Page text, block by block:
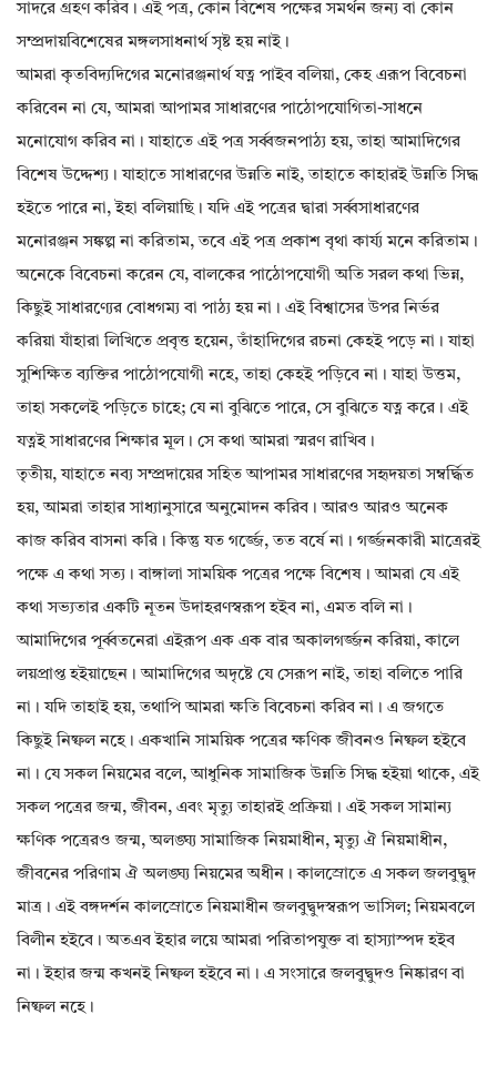
সাদরে গ্রহণ করিব। এই পত্র, কোন বিশেষ পক্ষের সমর্থন জন্য বা কোন
সম্প্রদায়বিশেষের মঙ্গলসাধনার্থ সৃষ্ট হয় নাই।
আমরা কৃতবিদ্যদিগের মনোরঞ্জনার্থ যত্ন পাইব বলিয়া, কেহ এরূপ বিবেচনা
করিবেন না যে, আমরা আপামর সাধারণের পাঠোপযোগিতা-সাধনে
মনোযোগ করিব না। যাহাতে এই পত্র সর্ব্বজনপাঠ্য হয়, তাহা আমাদিগের
বিশেষ উদ্দেশ্য। যাহাতে সাধারণের উন্নতি নাই, তাহাতে কাহারই উন্নতি সিদ্ধ
হইতে পারে না, ইহা বলিয়াছি। যদি এই পত্রের দ্বারা সর্ব্বসাধারণের
মনোরঞ্জন সঙ্কল্প না করিতাম, তবে এই পত্র প্রকাশ বৃথা কার্য্য মনে করিতাম।
অনেকে বিবেচনা করেন যে, বালকের পাঠোপযোগী অতি সরল কথা ভিন্ন,
কিছুই সাধারণ্যের বোধগম্য বা পাঠ্য হয় না। এই বিশ্বাসের উপর নির্ভর
করিয়া যাঁহারা লিখিতে প্রবৃত্ত হয়েন, তাঁহাদিগের রচনা কেহই পড়ে না। যাহা
সুশিক্ষিত ব্যক্তির পাঠোপযোগী নহে, তাহা কেহই পড়িবে না। যাহা উত্তম,
তাহা সকলেই পড়িতে চাহে; যে না বুঝিতে পারে, সে বুঝিতে যত্ন করে। এই
যত্নই সাধারণের শিক্ষার মূল। সে কথা আমরা স্মরণ রাখিব।
তৃতীয়, যাহাতে নব্য সম্প্রদায়ের সহিত আপামর সাধারণের সহৃদয়তা সম্বর্দ্ধিত
হয়, আমরা তাহার সাধ্যানুসারে অনুমোদন করিব। আরও আরও অনেক
কাজ করিব বাসনা করি। কিন্তু যত গর্জ্জে, তত বর্ষে না। গর্জ্জনকারী মাত্রেরই
পক্ষে এ কথা সত্য। বাঙ্গালা সাময়িক পত্রের পক্ষে বিশেষ। আমরা যে এই
কথা সভ্যতার একটি নূতন উদাহরণস্বরূপ হইব না, এমত বলি না।
আমাদিগের পূর্ব্বতনেরা এইরূপ এক এক বার অকালগর্জ্জন করিয়া, কালে
লয়প্রাপ্ত হইয়াছেন। আমাদিগের অদৃষ্টে যে সেরূপ নাই, তাহা বলিতে পারি
না। যদি তাহাই হয়, তথাপি আমরা ক্ষতি বিবেচনা করিব না। এ জগতে
কিছুই নিষ্ফল নহে। একখানি সাময়িক পত্রের ক্ষণিক জীবনও নিষ্ফল হইবে
না। যে সকল নিয়মের বলে, আধুনিক সামাজিক উন্নতি সিদ্ধ হইয়া থাকে, এই
সকল পত্রের জন্ম, জীবন, এবং মৃত্যু তাহারই প্রক্রিয়া। এই সকল সামান্য
ক্ষণিক পত্রেরও জন্ম, অলঙ্ঘ্য সামাজিক নিয়মাধীন, মৃত্যু ঐ নিয়মাধীন,
জীবনের পরিণাম ঐ অলঙ্ঘ্য নিয়মের অধীন। কালস্রোতে এ সকল জলবুদ্বুদ
মাত্র। এই বঙ্গদর্শন কালস্রোতে নিয়মাধীন জলবুদ্বুদস্বরূপ ভাসিল; নিয়মবলে
বিলীন হইবে। অতএব ইহার লয়ে আমরা পরিতাপযুক্ত বা হাস্যাস্পদ হইব
না। ইহার জন্ম কখনই নিষ্ফল হইবে না। এ সংসারে জলবুদ্বুদও নিষ্কারণ বা
নিষ্ফল নহে।